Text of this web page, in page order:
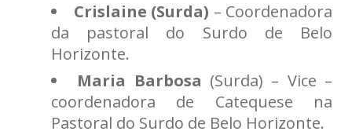
Crislaine (Surda) – Coordenadora
da pastoral do Surdo de Belo
Horizonte.
Maria Barbosa (Surda) – Vice –
coordenadora de Catequese na
Pastoral do Surdo de Belo Horizonte.